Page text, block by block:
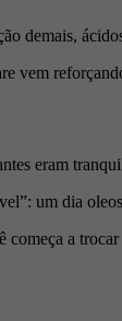
demais,
vem
eram
um dia
a